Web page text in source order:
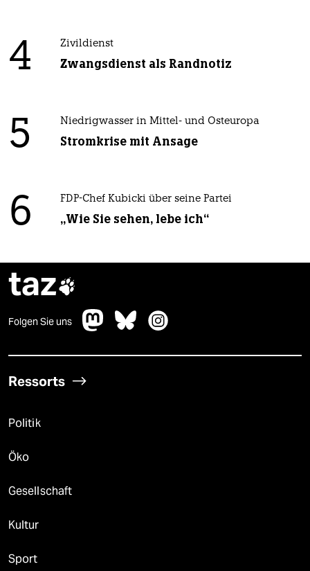
4 Zivildienst
Zwangsdienst als Randnotiz
5 Niedrigwasser in Mittel- und Osteuropa
Stromkrise mit Ansage
6 FDP-Chef Kubicki über seine Partei
„Wie Sie sehen, lebe ich“
taz
Folgen Sie uns
Ressorts
Politik
Öko
Gesellschaft
Kultur
Sport